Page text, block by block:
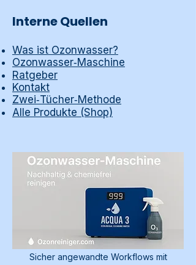
Interne Quellen
Was ist Ozonwasser?
Ozonwasser‑Maschine
Ratgeber
Kontakt
Zwei‑Tücher‑Methode
Alle Produkte (Shop)
Sicher angewandte Workflows mit